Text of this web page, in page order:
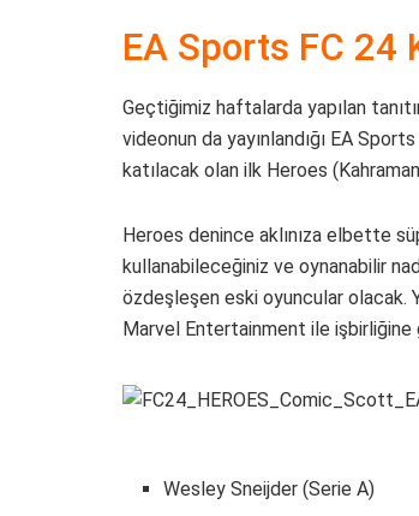
EA Sports FC 24
Geçtiğimiz haftalarda yapılan
videonun da yayınlandığı EA
katılacak olan ilk Heroes
Heroes denince aklınıza elbette
kullanabileceğiniz ve oynanabilir
özdeşleşen eski oyuncular olacak.
Marvel Entertainment ile işbirliğine
Wesley Sneijder (Serie A)